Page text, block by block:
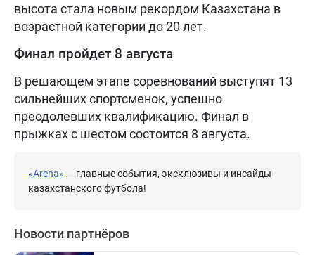
высота стала новым рекордом Казахстана в
возрастной категории до 20 лет.
Финал пройдет 8 августа
В решающем этапе соревнований выступят 13
сильнейших спортсменок, успешно
преодолевших квалификацию. Финал в
прыжках с шестом состоится 8 августа.
«Arena» — главные события, эксклюзивы и инсайды
казахстанского футбола!